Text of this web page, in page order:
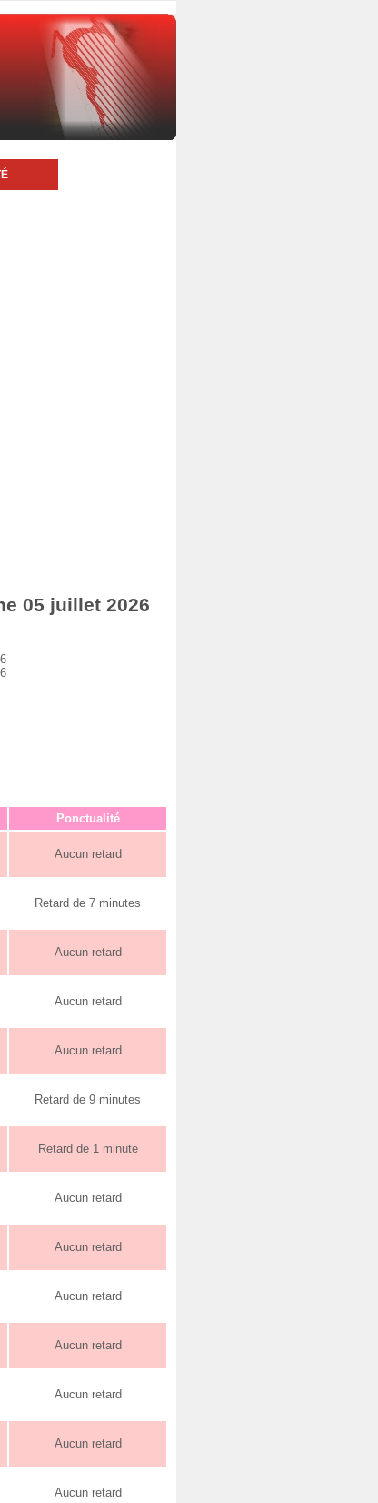
05 juillet 2026
Ponctualité
Aucun retard
Retard de 7 minutes
Aucun retard
Aucun retard
Aucun retard
Retard de 9 minutes
Retard de 1 minute
Aucun retard
Aucun retard
Aucun retard
Aucun retard
Aucun retard
Aucun retard
Aucun retard